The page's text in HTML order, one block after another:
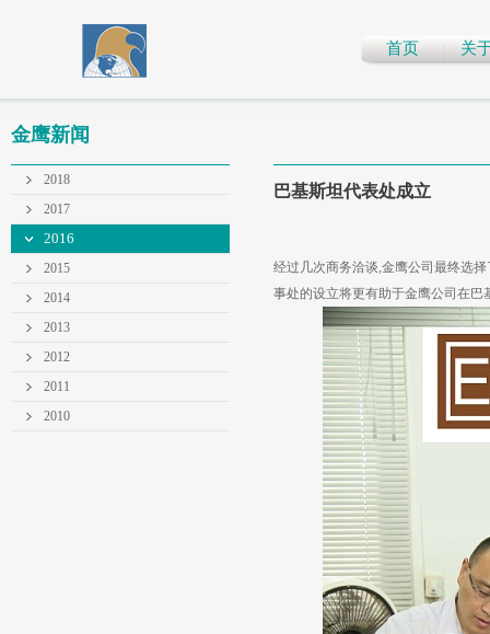
首页 关
金鹰新闻
2018
2017
2016
2015
2014
2013
2012
2011
2010
巴基斯坦代表处成立
经过几次商务洽谈,金鹰公司最终选
事处的设立将更有助于金鹰公司在巴